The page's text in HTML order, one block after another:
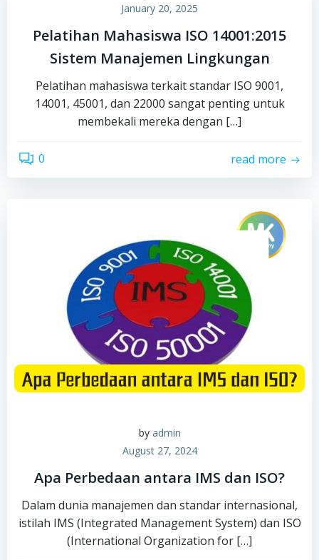
January 20, 2025
Pelatihan Mahasiswa ISO 14001:2015
Sistem Manajemen Lingkungan
Pelatihan mahasiswa terkait standar ISO 9001,
14001, 45001, dan 22000 sangat penting untuk
membekali mereka dengan […]
0 read more
by admin
August 27, 2024
Apa Perbedaan antara IMS dan ISO?
Dalam dunia manajemen dan standar internasional,
istilah IMS (Integrated Management System) dan ISO
(International Organization for […]